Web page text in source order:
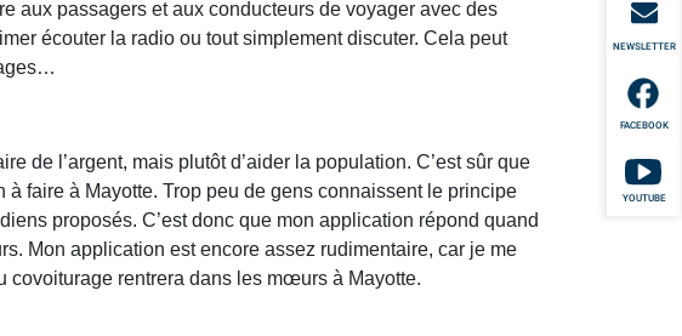
NEWSLETTER
FACEBOOK
YOUTUBE
aux passagers et aux conducteurs de voyager avec des
écouter la radio ou tout simplement discuter. Cela peut
de l’argent, mais plutôt d’aider la population. C’est sûr que
faire à Mayotte. Trop peu de gens connaissent le principe
proposés. C’est donc que mon application répond quand
Mon application est encore assez rudimentaire, car je me
covoiturage rentrera dans les mœurs à Mayotte.